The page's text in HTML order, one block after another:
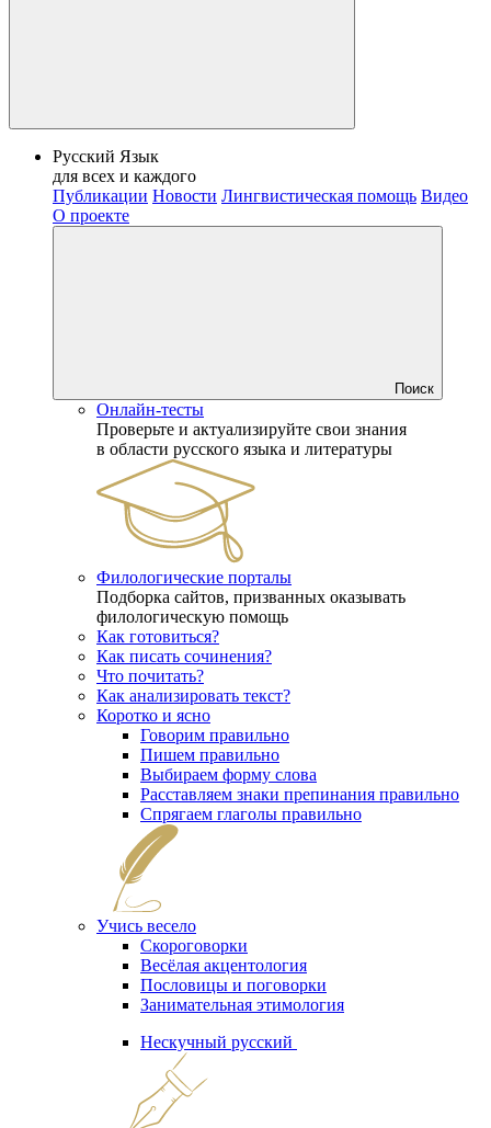
Русский Язык
для всех и каждого
Публикации Новости Лингвистическая помощь Видео
О проекте
Поиск
Онлайн-тесты
Проверьте и актуализируйте свои знания
в области русского языка и литературы
Филологические порталы
Подборка сайтов, призванных оказывать
филологическую помощь
Как готовиться?
Как писать сочинения?
Что почитать?
Как анализировать текст?
Коротко и ясно
Говорим правильно
Пишем правильно
Выбираем форму слова
Расставляем знаки препинания правильно
Спрягаем глаголы правильно
Учись весело
Скороговорки
Весёлая акцентология
Пословицы и поговорки
Занимательная этимология
Нескучный русский